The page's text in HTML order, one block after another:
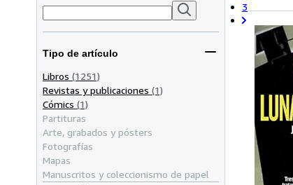
3
Tipo de artículo
Libros (1251)
Revistas y publicaciones (1)
Cómics (1)
Partituras
Arte, grabados y pósters
Fotografías
Mapas
Manuscritos y coleccionismo de papel